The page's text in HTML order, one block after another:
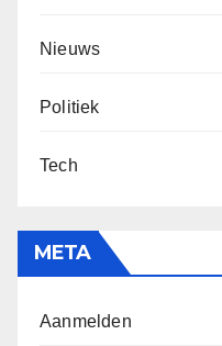
Nieuws
Politiek
Tech
META
Aanmelden